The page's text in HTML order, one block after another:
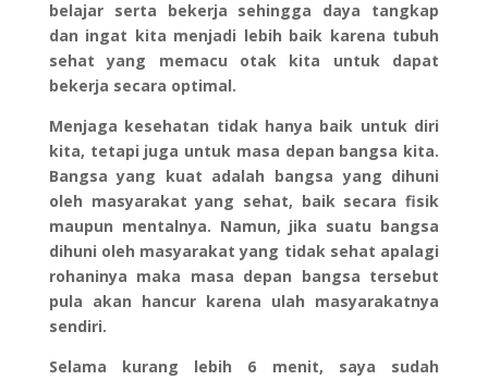
belajar serta bekerja sehingga daya tangkap
dan ingat kita menjadi lebih baik karena tubuh
sehat yang memacu otak kita untuk dapat
bekerja secara optimal.
Menjaga kesehatan tidak hanya baik untuk diri
kita, tetapi juga untuk masa depan bangsa kita.
Bangsa yang kuat adalah bangsa yang dihuni
oleh masyarakat yang sehat, baik secara fisik
maupun mentalnya. Namun, jika suatu bangsa
dihuni oleh masyarakat yang tidak sehat apalagi
rohaninya maka masa depan bangsa tersebut
pula akan hancur karena ulah masyarakatnya
sendiri.
Selama kurang lebih 6 menit, saya sudah